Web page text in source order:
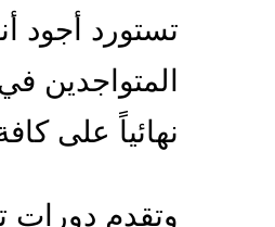
تستورد أجود
المتواجدين
نهائياً على
وتقدم دورات